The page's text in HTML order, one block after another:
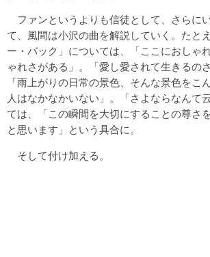
ファンというよりも信徒として、さらに
て、風間は小沢の曲を解説していく。たと
ー・バック」については、「ここにおしゃ
ゃれさがある」。「愛し愛されて生きるの
「雨上がりの日常の景色、そんな景色をこ
人はなかなかいない」。「さよならなんて
ては、「この瞬間を大切にすることの尊さ
と思います」という具合に。
そして付け加える。